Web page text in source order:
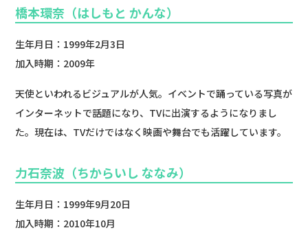
橋本環奈（はしもと かんな）
生年月日：1999年2月3日
加入時期：2009年
天使といわれるビジュアルが人気。イベントで踊っている写真が
インターネットで話題になり、TVに出演するようになりまし
た。現在は、TVだけではなく映画や舞台でも活躍しています。
力石奈波（ちからいし ななみ）
生年月日：1999年9月20日
加入時期：2010年10月